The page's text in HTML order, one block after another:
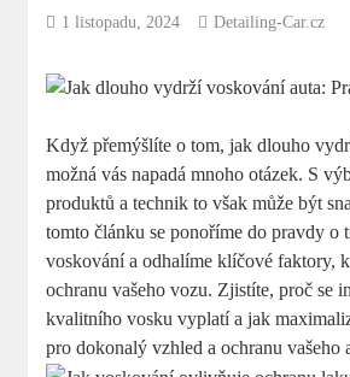
1 listopadu, 2024 Detailing-Car.cz
Když přemýšlíte o tom, jak dlouho
možná vás napadá mnoho otázek. S
produktů ​a technik to však může být
tomto článku se ponoříme do pravdy o
voskování⁣ a odhalíme klíčové faktory,
ochranu vašeho vozu. Zjistíte, proč se
kvalitního vosku vyplatí a jak
pro dokonalý vzhled a ochranu vašeho